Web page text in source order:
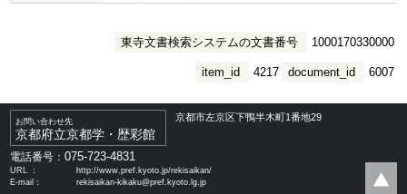
東寺文書検索システムの文書番号 1000170330000
document_id 6007
item_id 4217
お問い合わせ先
京都府立京都学・歴彩館
京都市左京区下鴨半木町1番地29
電話番号：075-723-4831
URL ：
http://www.pref.kyoto.jp/rekisaikan/
E-mail：
rekisaikan-kikaku@pref.kyoto.lg.jp